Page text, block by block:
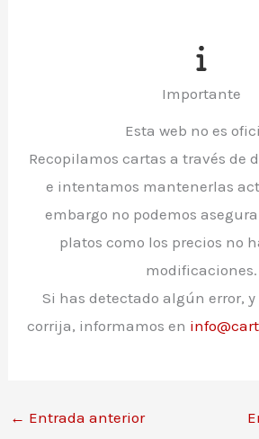
Importante
Esta web no es
Recopilamos cartas a través de
e intentamos mantenerlas
embargo no podemos
platos como los precios no
modificaciones.
Si has detectado algún error, y
corrija, informamos en
← Entrada anterior